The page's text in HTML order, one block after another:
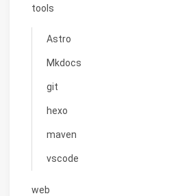
tools
Astro
Mkdocs
git
hexo
maven
vscode
web